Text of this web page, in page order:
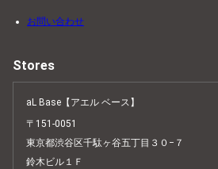
お問い合わせ
Stores
aL Base【アエル ベース】
〒151-0051
東京都渋谷区千駄ヶ谷五丁目３０−７
鈴木ビル１Ｆ